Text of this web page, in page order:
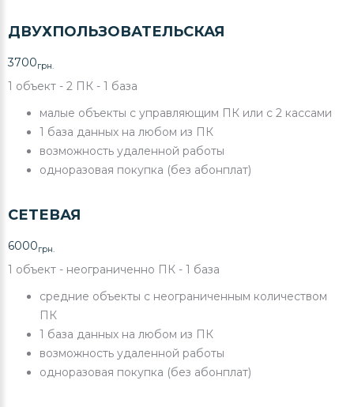
ДВУХПОЛЬЗОВАТЕЛЬСКАЯ
3700грн.
1 объект - 2 ПК - 1 база
малые объекты с управляющим ПК или с 2 кассами
1 база данных на любом из ПК
возможность удаленной работы
одноразовая покупка (без абонплат)
СЕТЕВАЯ
6000грн.
1 объект - неограниченно ПК - 1 база
средние объекты с неограниченным количеством
ПК
1 база данных на любом из ПК
возможность удаленной работы
одноразовая покупка (без абонплат)